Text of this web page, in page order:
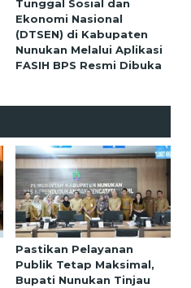
Tunggal Sosial dan
Ekonomi Nasional
(DTSEN) di Kabupaten
Nunukan Melalui Aplikasi
FASIH BPS Resmi Dibuka
Pastikan Pelayanan
Publik Tetap Maksimal,
Bupati Nunukan Tinjau